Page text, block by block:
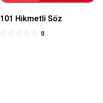
101 Hikmetli Söz
0